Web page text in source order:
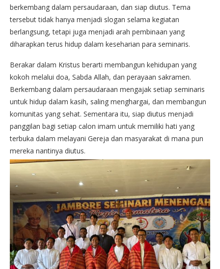
berkembang dalam persaudaraan, dan siap diutus. Tema
tersebut tidak hanya menjadi slogan selama kegiatan
berlangsung, tetapi juga menjadi arah pembinaan yang
diharapkan terus hidup dalam keseharian para seminaris.
Berakar dalam Kristus berarti membangun kehidupan yang
kokoh melalui doa, Sabda Allah, dan perayaan sakramen.
Berkembang dalam persaudaraan mengajak setiap seminaris
untuk hidup dalam kasih, saling menghargai, dan membangun
komunitas yang sehat. Sementara itu, siap diutus menjadi
panggilan bagi setiap calon imam untuk memiliki hati yang
terbuka dalam melayani Gereja dan masyarakat di mana pun
mereka nantinya diutus.